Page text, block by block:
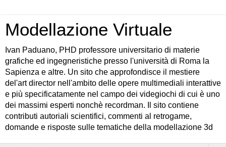
Modellazione Virtuale
Ivan Paduano, PHD professore universitario di materie
grafiche ed ingegneristiche presso l'università di Roma la
Sapienza e altre. Un sito che approfondisce il mestiere
del'art director nell'ambito delle opere multimediali interattive
e più specificatamente nel campo dei videgiochi di cui è uno
dei massimi esperti nonchè recordman. Il sito contiene
contributi autoriali scientifici, commenti al retrogame,
domande e risposte sulle tematiche della modellazione 3d